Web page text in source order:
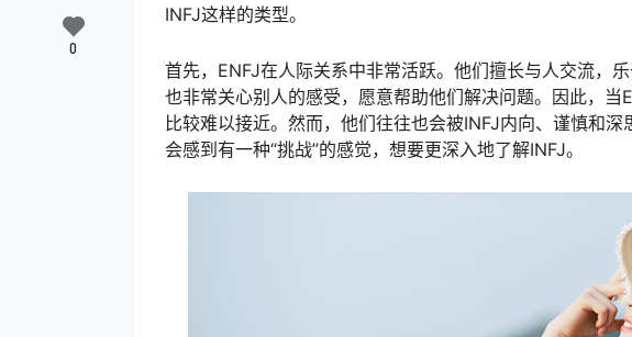
INFJ这样的类型。
首先，ENFJ在人际关系中非常活跃。他们擅长与人交流，
也非常关心别人的感受，愿意帮助他们解决问题。因此，
比较难以接近。然而，他们往往也会被INFJ内向、谨慎和
会感到有一种“挑战”的感觉，想要更深入地了解INFJ。
0